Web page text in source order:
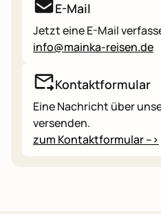
E-Mail
Jetzt eine E-Mail
info@mainka-reisen.de
Kontaktformular
Eine Nachricht über
versenden.
zum Kontaktformular -->